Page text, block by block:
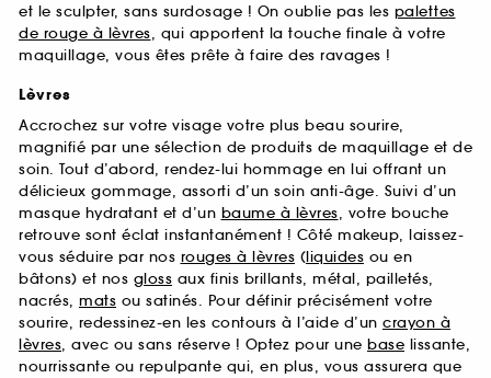
et le sculpter, sans surdosage ! On oublie pas les palettes
de rouge à lèvres, qui apportent la touche finale à votre
maquillage, vous êtes prête à faire des ravages !
Lèvres
Accrochez sur votre visage votre plus beau sourire,
magnifié par une sélection de produits de maquillage et de
soin. Tout d’abord, rendez-lui hommage en lui offrant un
délicieux gommage, assorti d’un soin anti-âge. Suivi d’un
masque hydratant et d’un baume à lèvres, votre bouche
retrouve sont éclat instantanément ! Côté makeup, laissez-
vous séduire par nos rouges à lèvres (liquides ou en
bâtons) et nos gloss aux finis brillants, métal, pailletés,
nacrés, mats ou satinés. Pour définir précisément votre
sourire, redessinez-en les contours à l’aide d’un crayon à
lèvres, avec ou sans réserve ! Optez pour une base lissante,
nourrissante ou repulpante qui, en plus, vous assurera que